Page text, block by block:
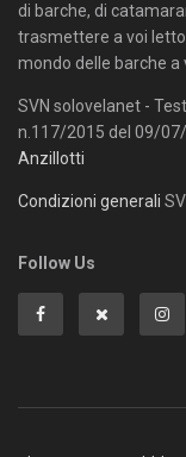
di barche, di
trasmettere a voi
mondo delle barche a
SVN solovelanet -
n.117/2015 del 09/
Anzillotti
Condizioni generali
Follow Us